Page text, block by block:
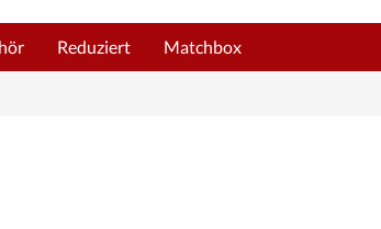
Reduziert Matchbox